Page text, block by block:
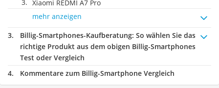
Xiaomi REDMI A7 Pro
mehr anzeigen
Billig-Smartphones-Kaufberatung: So wählen Sie das
richtige Produkt aus dem obigen Billig-Smartphones
Test oder Vergleich
Kommentare zum Billig-Smartphone Vergleich